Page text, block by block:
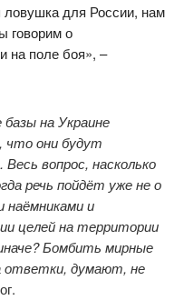
ловушка для России, нам
говорим о
на поле боя», –
на Украине
что они будут
вопрос, насколько
речь пойдёт уже не о
наёмниками и
целей на территории
Бомбить мирные
ответки, думают, не